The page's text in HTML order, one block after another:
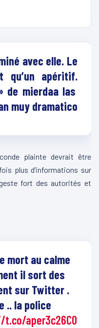
avec elle. Le
qu’un apéritif.
de mierdaa las
muy dramatico
plainte devrait être
plus d’informations sur
fort des autorités et
mort au calme
il sort des
sur Twitter .
.. la police
aper3c26C0